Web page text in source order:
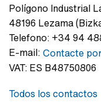
Polígono Industrial
48196 Lezama
Telefono: +34 94
E-mail: Contacte
VAT: ES B48750806
Todos los contactos